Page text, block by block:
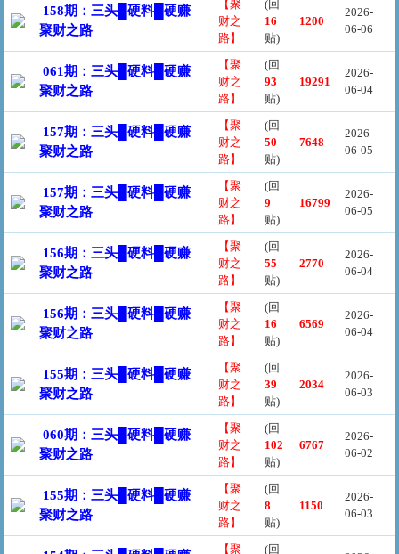
158期：三头█硬料█硬赚
聚财之路
【聚
财之
路】
(回
16
贴)
1200
2026-
06-06
061期：三头█硬料█硬赚
聚财之路
【聚
财之
路】
(回
93
贴)
19291
2026-
06-04
157期：三头█硬料█硬赚
聚财之路
【聚
财之
路】
(回
50
贴)
7648
2026-
06-05
157期：三头█硬料█硬赚
聚财之路
【聚
财之
路】
(回
9
贴)
16799
2026-
06-05
156期：三头█硬料█硬赚
聚财之路
【聚
财之
路】
(回
55
贴)
2770
2026-
06-04
156期：三头█硬料█硬赚
聚财之路
【聚
财之
路】
(回
16
贴)
6569
2026-
06-04
155期：三头█硬料█硬赚
聚财之路
【聚
财之
路】
(回
39
贴)
2034
2026-
06-03
060期：三头█硬料█硬赚
聚财之路
【聚
财之
路】
(回
102
贴)
6767
2026-
06-02
155期：三头█硬料█硬赚
聚财之路
【聚
财之
路】
(回
8
贴)
1150
2026-
06-03
【聚 (回